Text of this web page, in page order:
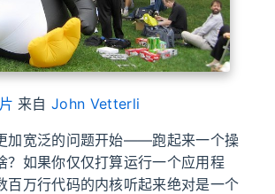
来自John Vetterli
加宽泛的问题开始——跑起来一个操
？如果你仅仅打算运行一个应用程
百万行代码的内核听起来绝对是一个